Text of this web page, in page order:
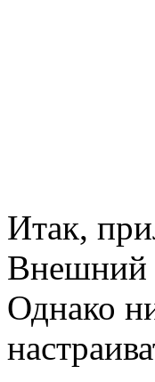
Итак,
Внешний
Однако